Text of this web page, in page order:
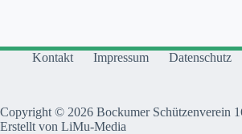
Kontakt Impressum Datenschutz
Copyright © 2026 Bockumer Schützenverein
Erstellt von LiMu-Media